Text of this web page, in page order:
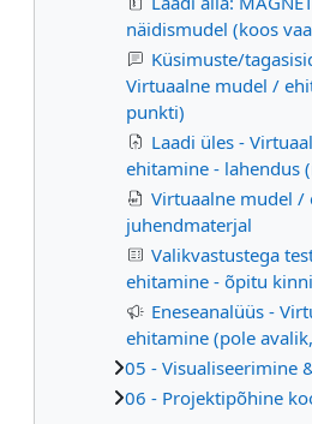
näidismudel (koos
Küsimuste/
Virtuaalne mudel /
punkti)
Laadi üles -
ehitamine - lahendus
Virtuaalne mudel /
juhendmaterjal
Valikvastustega
ehitamine - õpitu
Eneseanalüüs -
ehitamine (pole
05 - Visualiseerimine
06 - Projektipõhine